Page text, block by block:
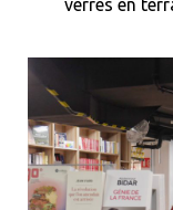
verres en